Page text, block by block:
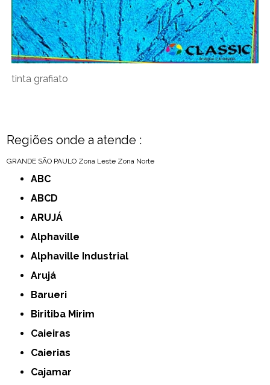
tinta grafiato
Regiões onde a atende :
GRANDE SÃO PAULO Zona Leste Zona Norte
ABC
ABCD
ARUJÁ
Alphaville
Alphaville Industrial
Arujá
Barueri
Biritiba Mirim
Caieiras
Caierias
Cajamar